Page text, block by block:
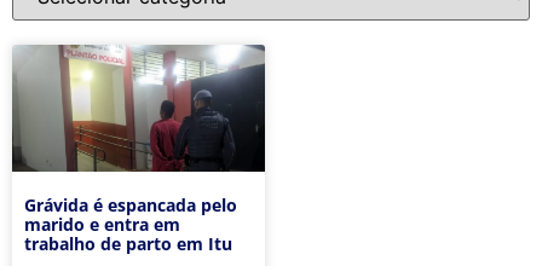
Grávida é espancada pelo
marido e entra em
trabalho de parto em Itu